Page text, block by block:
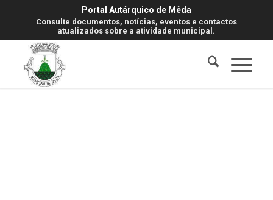
Portal Autárquico de Mêda
Consulte documentos, notícias, eventos e contactos
atualizados sobre a atividade municipal.